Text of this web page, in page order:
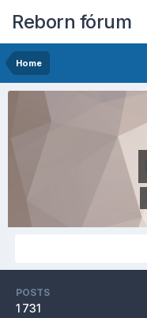
Reborn fórum
Home
POSTS
1 731